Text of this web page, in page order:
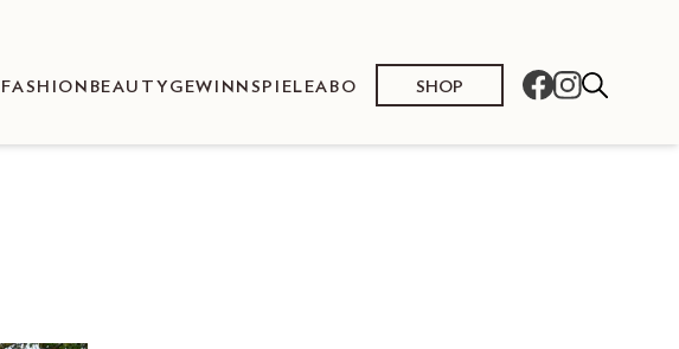
FASHION BEAUTY GEWINNSPIELEABO SHOP